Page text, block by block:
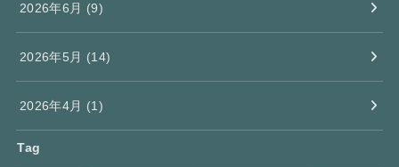
2026年6月 (9)
2026年5月 (14)
2026年4月 (1)
Tag